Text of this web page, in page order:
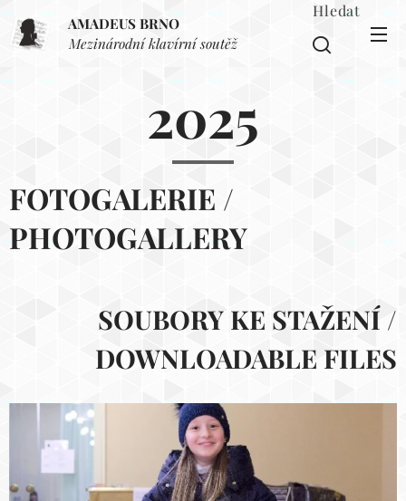
AMADEUS BRNO
Mezinárodní klavírní soutěž
Hledat
2025
FOTOGALERIE /
PHOTOGALLERY
SOUBORY KE STAŽENÍ /
DOWNLOADABLE FILES